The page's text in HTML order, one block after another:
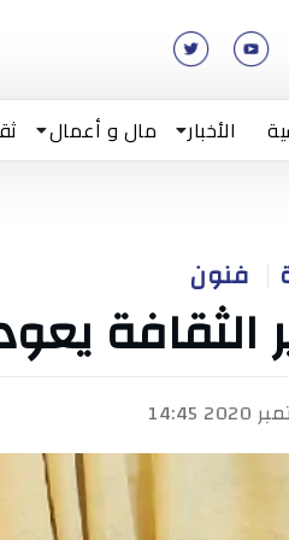
الأخبار مال و أعمال
فنون
الثقافة